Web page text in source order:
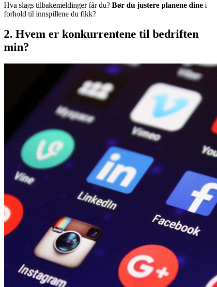
Hva slags tilbakemeldinger får du? Bør du justere planene dine i
forhold til innspillene du fikk?
2. Hvem er konkurrentene til bedriften
min?